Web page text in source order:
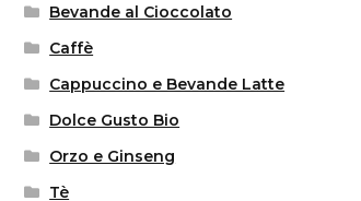
Bevande al Cioccolato
Caffè
Cappuccino e Bevande Latte
Dolce Gusto Bio
Orzo e Ginseng
Tè